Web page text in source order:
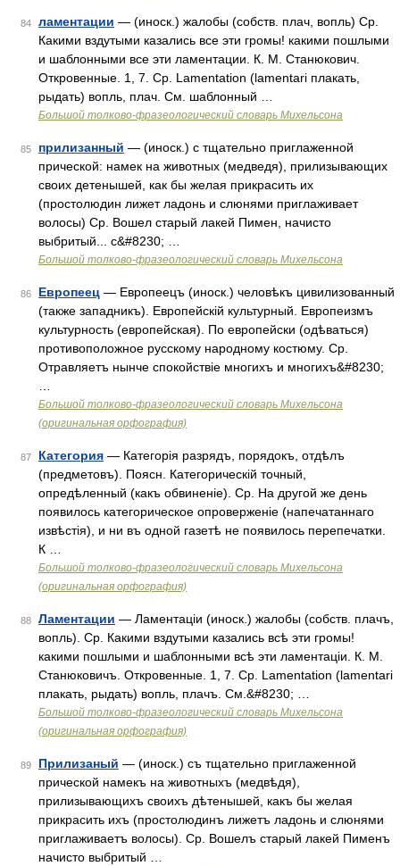
84 ламентации — (иноск.) жалобы (собств. плач, вопль) Ср.
Какими вздутыми казались все эти громы! какими пошлыми
и шаблонными все эти ламентации. К. М. Станюкович.
Откровенные. 1, 7. Ср. Lamentation (lamentari плакать,
рыдать) вопль, плач. См. шаблонный …
Большой толково-фразеологический словарь Михельсона
85 прилизанный — (иноск.) с тщательно приглаженной
прической: намек на животных (медведя), прилизывающих
своих детенышей, как бы желая прикрасить их
(простолюдин лижет ладонь и слюнями приглаживает
волосы) Ср. Вошел старый лакей Пимен, начисто
выбритый... с&#8230; …
Большой толково-фразеологический словарь Михельсона
86 Европеец — Европеецъ (иноск.) человѣкъ цивилизованный
(также западникъ). Европейскій культурный. Европеизмъ
культурность (европейская). По европейски (одѣваться)
противоположное русскому народному костюму. Ср.
Отравляетъ нынче спокойствіе многихъ и многихъ&#8230;
Большой толково-фразеологический словарь Михельсона
(оригинальная орфография)
87 Категория — Категорія разрядъ, порядокъ, отдѣлъ
(предметовъ). Поясн. Категорическій точный,
опредѣленный (какъ обвиненіе). Ср. На другой же день
появилось категорическое опроверженіе (напечатаннаго
извѣстія), и ни въ одной газетѣ не появилось перепечатки.
К …
Большой толково-фразеологический словарь Михельсона
(оригинальная орфография)
88 Ламентации — Ламентаціи (иноск.) жалобы (собств. плачъ,
вопль). Ср. Какими вздутыми казались всѣ эти громы!
какими пошлыми и шаблонными всѣ эти ламентаціи. К. М.
Станюковичъ. Откровенные. 1, 7. Ср. Lamentation (lamentari
плакать, рыдать) вопль, плачъ. См.&#8230; …
Большой толково-фразеологический словарь Михельсона
(оригинальная орфография)
89 Прилизаный — (иноск.) съ тщательно приглаженной
прической намекъ на животныхъ (медвѣдя),
прилизывающихъ своихъ дѣтенышей, какъ бы желая
прикрасить ихъ (простолюдинъ лижетъ ладонь и слюнями
приглаживаетъ волосы). Ср. Вошелъ старый лакей Пименъ
начисто выбритый …